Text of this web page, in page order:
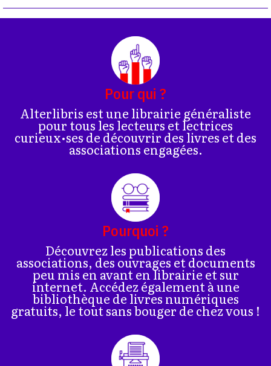
Pour qui ?
Alterlibris est une librairie généraliste
pour tous les lecteurs et lectrices
curieux•ses de découvrir des livres et des
associations engagées.
Pourquoi ?
Découvrez les publications des
associations, des ouvrages et documents
peu mis en avant en librairie et sur
internet. Accédez également à une
bibliothèque de livres numériques
gratuits, le tout sans bouger de chez vous !